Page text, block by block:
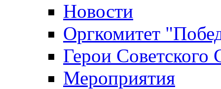
Новости
Оргкомитет
Герои Советского
Мероприятия